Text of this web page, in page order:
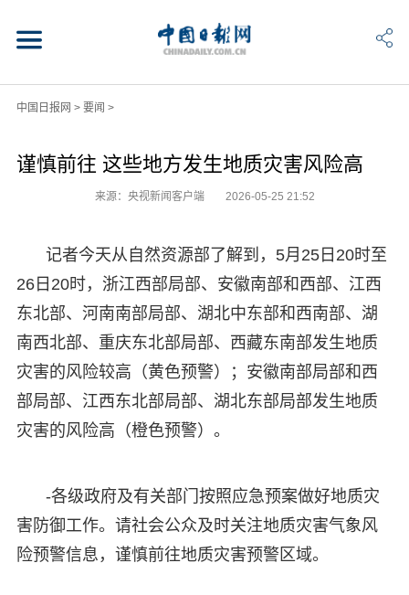
中国日报网 > 要闻 >
谨慎前往 这些地方发生地质灾害风险高
来源：央视新闻客户端 2026-05-25 21:52
记者今天从自然资源部了解到，5月25日20时至
26日20时，浙江西部局部、安徽南部和西部、江西
东北部、河南南部局部、湖北中东部和西南部、湖
南西北部、重庆东北部局部、西藏东南部发生地质
灾害的风险较高（黄色预警）；安徽南部局部和西
部局部、江西东北部局部、湖北东部局部发生地质
灾害的风险高（橙色预警）。
-各级政府及有关部门按照应急预案做好地质灾
害防御工作。请社会公众及时关注地质灾害气象风
险预警信息，谨慎前往地质灾害预警区域。